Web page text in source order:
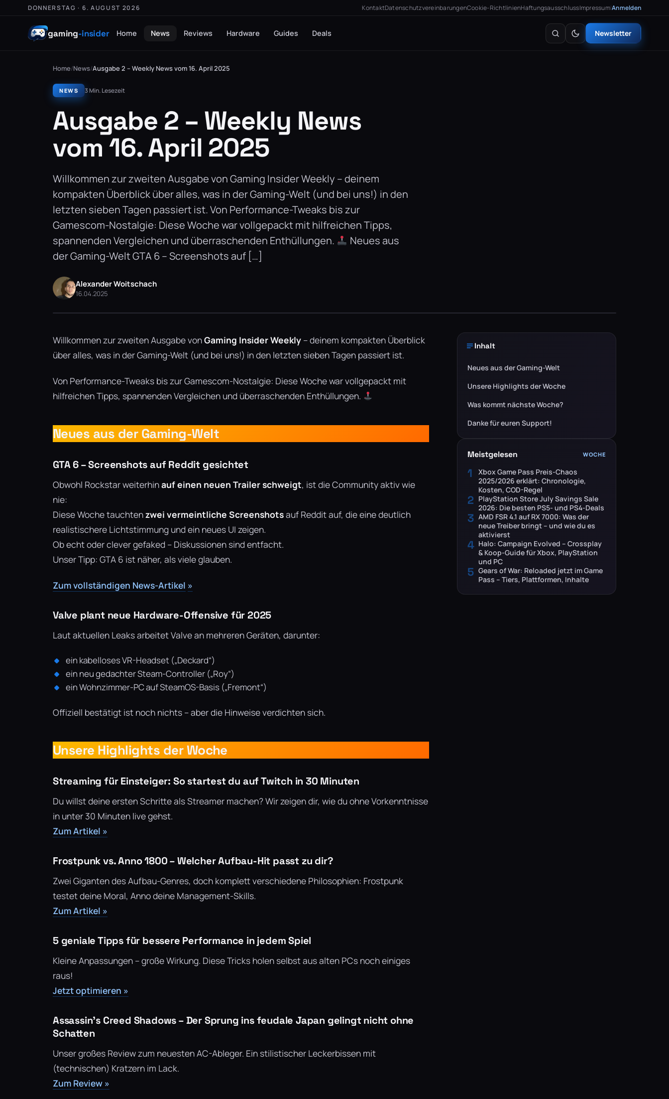
DONNERSTAG · 6. AUGUST 2026 KontaktDatenschutzvereinbarungenCookie-RichtlinienHaftungsausschlussImpressum|Anmelden
gaming-insider Home News Reviews Hardware Guides Deals Newsletter
Home/News/Ausgabe 2 – Weekly News vom 16. April 2025
NEWS 3 Min. Lesezeit
Ausgabe 2 – Weekly News
vom 16. April 2025
Willkommen zur zweiten Ausgabe von Gaming Insider Weekly – deinem
kompakten Überblick über alles, was in der Gaming-Welt (und bei uns!) in den
letzten sieben Tagen passiert ist. Von Performance-Tweaks bis zur
Gamescom-Nostalgie: Diese Woche war vollgepackt mit hilfreichen Tipps,
spannenden Vergleichen und überraschenden Enthüllungen.
Neues aus
der Gaming-Welt GTA 6 – Screenshots auf […]
Alexander Woitschach
16.04.2025
Willkommen zur zweiten Ausgabe vonGaming Insider Weekly – deinem kompakten Überblick
über alles, was in der Gaming-Welt (und bei uns!) in den letzten sieben Tagen passiert ist.
Von Performance-Tweaks bis zur Gamescom-Nostalgie: Diese Woche war vollgepackt mit
hilfreichen Tipps, spannenden Vergleichen und überraschenden Enthüllungen.
Neues aus der Gaming-Welt
GTA 6 – Screenshots auf Reddit gesichtet
Obwohl Rockstar weiterhinauf einen neuen Trailer schweigt, ist die Community aktiv wie
nie:
Diese Woche tauchtenzwei vermeintliche Screenshotsauf Reddit auf, die eine deutlich
realistischere Lichtstimmung und ein neues UI zeigen.
Ob echt oder clever gefaked – Diskussionen sind entfacht.
Unser Tipp: GTA 6 ist näher, als viele glauben.
Zum vollständigen News-Artikel »
Valve plant neue Hardware-Offensive für 2025
Laut aktuellen Leaks arbeitet Valve an mehreren Geräten, darunter:
ein kabelloses VR-Headset („Deckard“)
ein neu gedachter Steam-Controller („Roy“)
ein Wohnzimmer-PC auf SteamOS-Basis („Fremont“)
Offiziell bestätigt ist noch nichts – aber die Hinweise verdichten sich.
Unsere Highlights der Woche
Streaming für Einsteiger: So startest du auf Twitch in 30 Minuten
Du willst deine ersten Schritte als Streamer machen? Wir zeigen dir, wie du ohne Vorkenntnisse
in unter 30 Minuten live gehst.
Zum Artikel »
Frostpunk vs. Anno 1800 – Welcher Aufbau-Hit passt zu dir?
Zwei Giganten des Aufbau-Genres, doch komplett verschiedene Philosophien: Frostpunk
testet deine Moral, Anno deine Management-Skills.
Zum Artikel »
5 geniale Tipps für bessere Performance in jedem Spiel
Kleine Anpassungen – große Wirkung. Diese Tricks holen selbst aus alten PCs noch einiges
raus!
Jetzt optimieren »
Assassin’s Creed Shadows – Der Sprung ins feudale Japan gelingt nicht ohne
Schatten
Unser großes Review zum neuesten AC-Ableger. Ein stilistischer Leckerbissen mit
(technischen) Kratzern im Lack.
Zum Review »
Inhalt
Neues aus der Gaming-Welt
Unsere Highlights der Woche
Was kommt nächste Woche?
Danke für euren Support!
Meistgelesen WOCHE
1
Xbox Game Pass Preis-Chaos
2025/2026 erklärt: Chronologie,
Kosten, COD-Regel
2 PlayStation Store July Savings Sale
2026: Die besten PS5- und PS4-Deals
3 AMD FSR 4.1 auf RX 7000: Was der
neue Treiber bringt – und wie du es
aktivierst
4 Halo: Campaign Evolved – Crossplay
& Koop-Guide für Xbox, PlayStation
und PC
5 Gears of War: Reloaded jetzt im Game
Pass – Tiers, Plattformen, Inhalte